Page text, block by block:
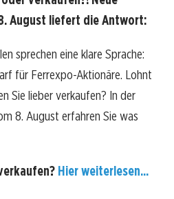
August liefert die Antwort:
sprechen eine klare Sprache:
für Ferrexpo-Aktionäre. Lohnt
Sie lieber verkaufen? In der
8. August erfahren Sie was
Hier weiterlesen...